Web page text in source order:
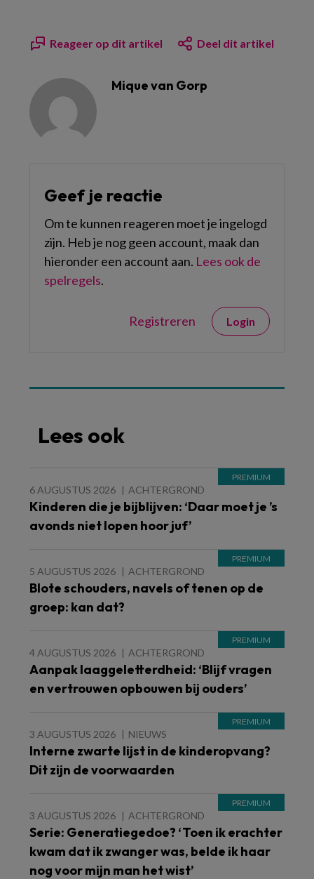
Reageer op dit artikel Deel dit artikel
Mique van Gorp
Geef je reactie
Om te kunnen reageren moet je ingelogd
zijn. Heb je nog geen account, maak dan
hieronder een account aan. Lees ook de
spelregels.
Registreren Login
Lees ook
6 AUGUSTUS 2026 ACHTERGROND
Kinderen die je bijblijven: ‘Daar moet je ’s
avonds niet lopen hoor juf’
5 AUGUSTUS 2026 ACHTERGROND
Blote schouders, navels of tenen op de
groep: kan dat?
4 AUGUSTUS 2026 ACHTERGROND
Aanpak laaggeletterdheid: ‘Blijf vragen
en vertrouwen opbouwen bij ouders’
3 AUGUSTUS 2026 NIEUWS
Interne zwarte lijst in de kinderopvang?
Dit zijn de voorwaarden
3 AUGUSTUS 2026 ACHTERGROND
Serie: Generatiegedoe? ‘Toen ik erachter
kwam dat ik zwanger was, belde ik haar
nog voor mijn man het wist’